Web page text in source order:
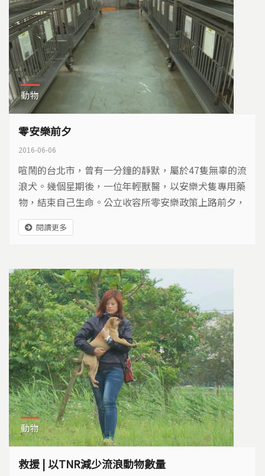
動物
零安樂前夕
2016-06-06
喧鬧的台北市，曾有一分鐘的靜默，屬於47隻無辜的流
浪犬。幾個星期後，一位年輕獸醫，以安樂犬隻專用藥
物，結束自己生命。公立收容所零安樂政策上路前夕，
暗夜深沉…
閱讀更多
動物
救援 | 以TNR減少流浪動物數量